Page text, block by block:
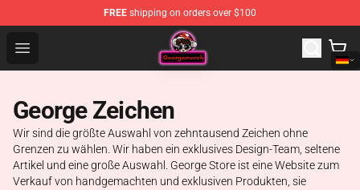
FREE shipping on orders over $100
Open menu
George Store - Official George Merchandise Shop
George Zeichen
Wir sind die größte Auswahl von zehntausend Zeichen ohne
Grenzen zu wählen. Wir haben ein exklusives Design-Team, seltene
Artikel und eine große Auswahl. George Store ist eine Website zum
Verkauf von handgemachten und exklusiven Produkten, sie